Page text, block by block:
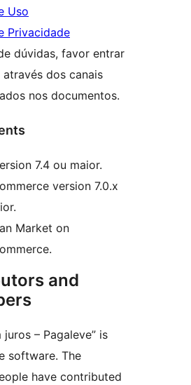
Uso
Privacidade
dúvidas, favor entrar
dos canais
nos documentos.
7.4 ou maior.
version 7.0.x
Market on
and
juros – Pagaleve” is
software. The
have contributed